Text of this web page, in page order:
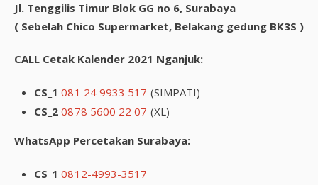
Jl. Tenggilis Timur Blok GG no 6, Surabaya
( Sebelah Chico Supermarket, Belakang gedung BK3S )
CALL Cetak Kalender 2021 Nganjuk:
CS_1 081 24 9933 517 (SIMPATI)
CS_2 0878 5600 22 07 (XL)
WhatsApp Percetakan Surabaya:
CS_1 0812-4993-3517